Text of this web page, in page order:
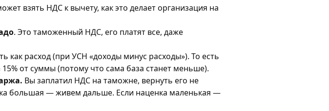
взять НДС к вычету, как это делает организация на
. Это таможенный НДС, его платят все, даже
как расход (при УСН «доходы минус расходы»). То есть
от суммы (потому что сама база станет меньше).
Вы заплатил НДС на таможне, вернуть его не
большая — живем дальше. Если наценка маленькая —